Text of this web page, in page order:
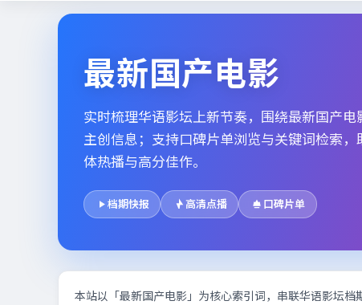
最新国产电影_高清片单档期
最新国产电影
实时梳理华语影坛上新节奏，围绕最新国产电
主创信息；支持口碑片单浏览与关键词检索
体热播与高分佳作。
档期快报 高清点播 口碑片单
本站以「最新国产电影」为核心索引词，串联华语影坛